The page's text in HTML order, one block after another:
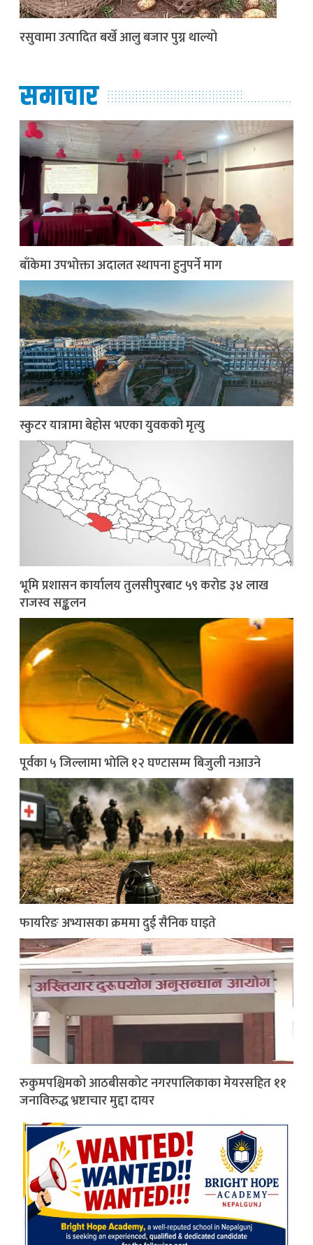
रसुवामा उत्पादित बर्खे आलु बजार पुग्न थाल्यो
समाचार
बाँकेमा उपभोक्ता अदालत स्थापना हुनुपर्ने माग
स्कुटर यात्रामा बेहोस भएका युवकको मृत्यु
भूमि प्रशासन कार्यालय तुलसीपुरबाट ५९ करोड ३४ लाख
राजस्व सङ्कलन
पूर्वका ५ जिल्लामा भाेलि १२ घण्टासम्म बिजुली नआउने
फायरिङ अभ्यासका क्रममा दुई सैनिक घाइते
रुकुमपश्चिमको आठबीसकोट नगरपालिकाका मेयरसहित ११
जनाविरुद्ध भ्रष्टाचार मुद्दा दायर